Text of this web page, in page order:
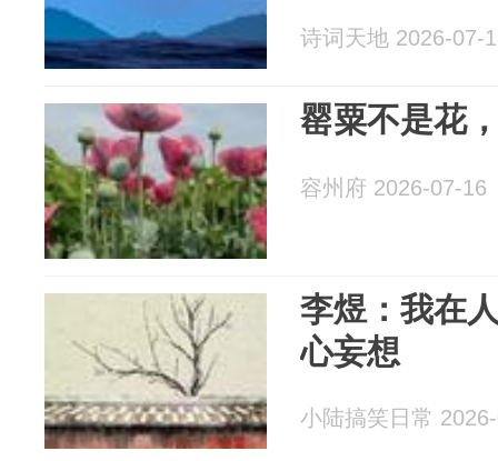
诗词天地 2026-07-
罂粟不是花
容州府 2026-07-16
李煜：我在
心妄想
小陆搞笑日常